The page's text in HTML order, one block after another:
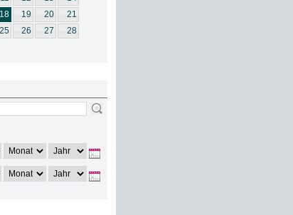
18 19 20
21
25 26 27
28